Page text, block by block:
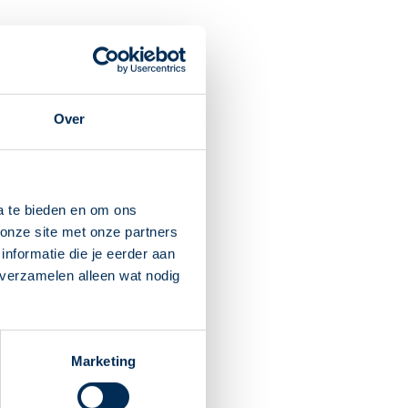
Over
te bieden en om ons
site met onze partners
die je eerder aan
alleen wat nodig
Marketing
medicijnen niet
werken of teveel
Dan vergeet u minder